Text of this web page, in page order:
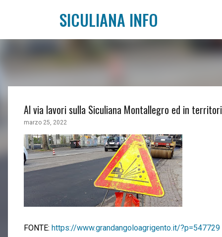
SICULIANA INFO
Al via lavori sulla Siculiana Montallegro ed in
marzo 25, 2022
FONTE: https://www.grandangoloagrigento.it/?p=547729